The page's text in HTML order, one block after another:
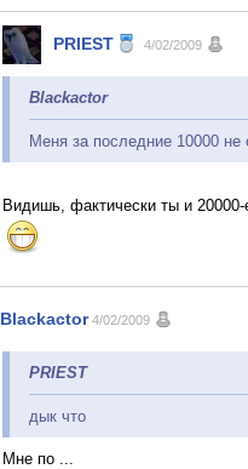
PRIEST 4/02/2009
Blackactor
Меня за последние 10000
Видишь, фактически ты и
Blackactor 4/02/2009
PRIEST
дык что
Мне по ...